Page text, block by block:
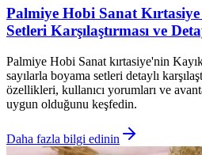
Palmiye Hobi Sanat
Setleri Karşılaştırması ve
Palmiye Hobi Sanat kırtasiye'nin
sayılarla boyama setleri detaylı
özellikleri, kullanıcı yorumları ve
uygun olduğunu keşfedin.
Daha fazla bilgi edinin